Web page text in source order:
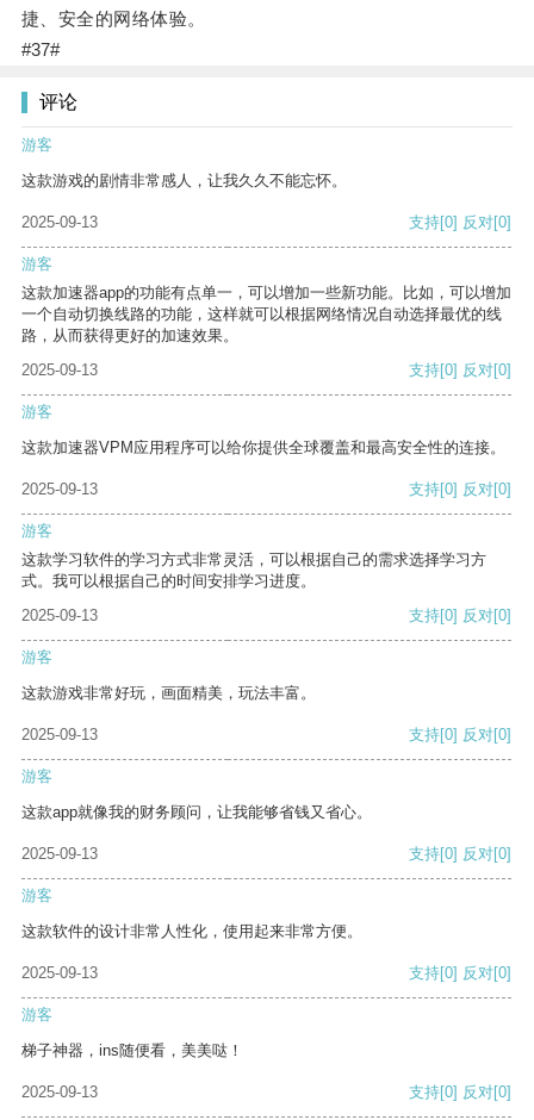
捷、安全的网络体验。
#37#
评论
游客
这款游戏的剧情非常感人，让我久久不能忘怀。
2025-09-13 支持[0] 反对[0]
游客
这款加速器app的功能有点单一，可以增加一些新功能。比如，可以增加
一个自动切换线路的功能，这样就可以根据网络情况自动选择最优的线
路，从而获得更好的加速效果。
2025-09-13
支持[0] 反对[0]
游客
这款加速器VPM应用程序可以给你提供全球覆盖和最高安全性的连接。
2025-09-13 支持[0] 反对[0]
游客
这款学习软件的学习方式非常灵活，可以根据自己的需求选择学习方
式。我可以根据自己的时间安排学习进度。
2025-09-13
支持[0] 反对[0]
游客
这款游戏非常好玩，画面精美，玩法丰富。
2025-09-13 支持[0] 反对[0]
游客
这款app就像我的财务顾问，让我能够省钱又省心。
2025-09-13 支持[0] 反对[0]
游客
这款软件的设计非常人性化，使用起来非常方便。
2025-09-13 支持[0] 反对[0]
游客
梯子神器，ins随便看，美美哒！
2025-09-13 支持[0] 反对[0]